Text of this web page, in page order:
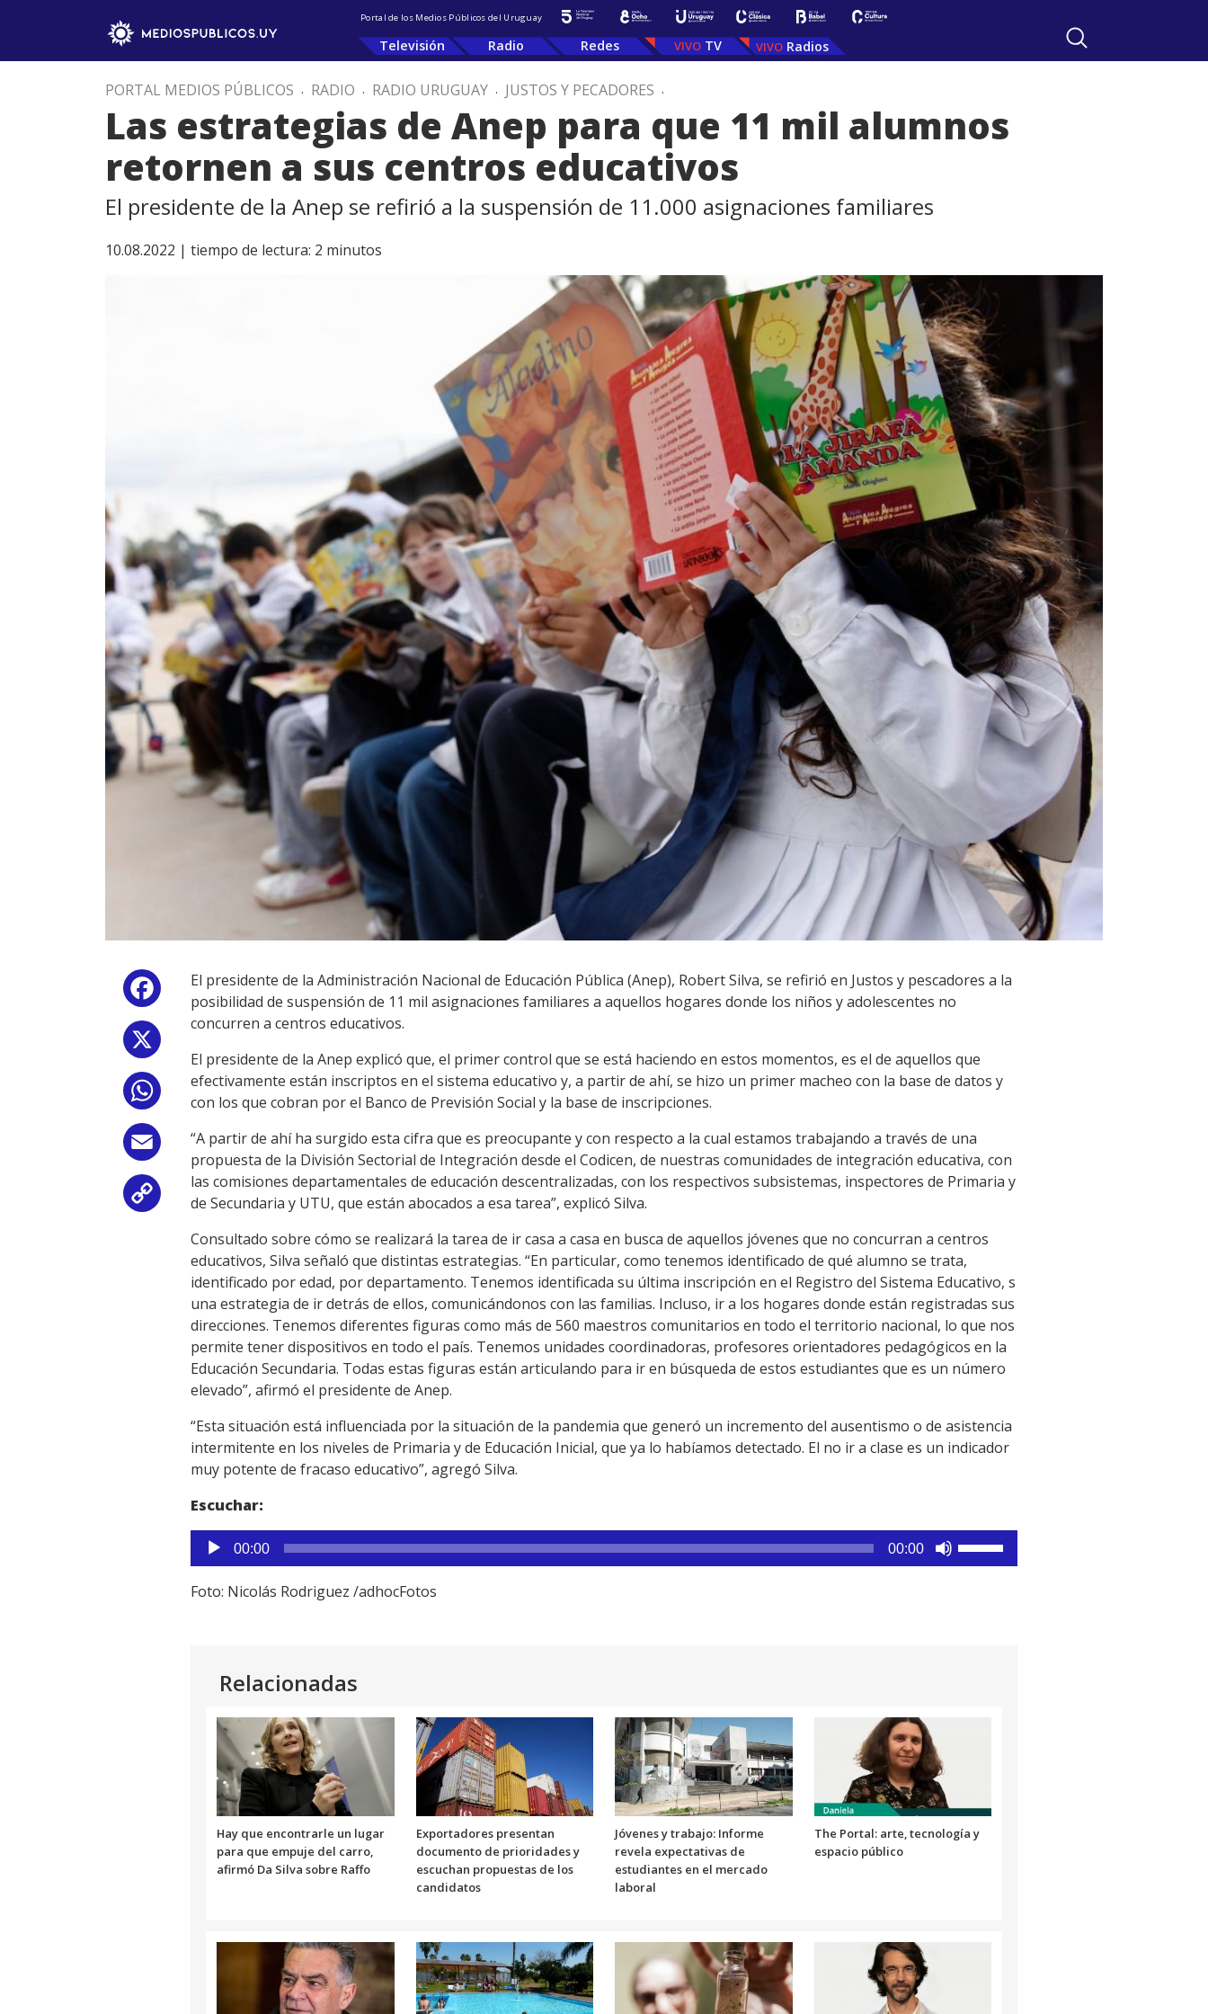
Portal de los Medios Públicos del Uruguay
Televisión Radio Redes TV Radios
PORTAL MEDIOS PÚBLICOS . RADIO . RADIO URUGUAY . JUSTOS Y PECADORES .
Las estrategias de Anep para que 11 mil alumnos
retornen a sus centros educativos
El presidente de la Anep se refirió a la suspensión de 11.000 asignaciones familiares
10.08.2022 | tiempo de lectura: 2 minutos
Facebook
WhatsApp
Email
Copy
Link
El presidente de la Administración Nacional de Educación Pública (Anep), Robert Silva, se refirió en Justos y pescadores a la
posibilidad de suspensión de 11 mil asignaciones familiares a aquellos hogares donde los niños y adolescentes no
concurren a centros educativos.
El presidente de la Anep explicó que, el primer control que se está haciendo en estos momentos, es el de aquellos que
efectivamente están inscriptos en el sistema educativo y, a partir de ahí, se hizo un primer macheo con la base de datos y
con los que cobran por el Banco de Previsión Social y la base de inscripciones.
“A partir de ahí ha surgido esta cifra que es preocupante y con respecto a la cual estamos trabajando a través de una
propuesta de la División Sectorial de Integración desde el Codicen, de nuestras comunidades de integración educativa, con
las comisiones departamentales de educación descentralizadas, con los respectivos subsistemas, inspectores de Primaria y
de Secundaria y UTU, que están abocados a esa tarea”, explicó Silva.
Consultado sobre cómo se realizará la tarea de ir casa a casa en busca de aquellos jóvenes que no concurran a centros
educativos, Silva señaló que distintas estrategias. “En particular, como tenemos identificado de qué alumno se trata,
identificado por edad, por departamento. Tenemos identificada su última inscripción en el Registro del Sistema Educativo, s
una estrategia de ir detrás de ellos, comunicándonos con las familias. Incluso, ir a los hogares donde están registradas sus
direcciones. Tenemos diferentes figuras como más de 560 maestros comunitarios en todo el territorio nacional, lo que nos
permite tener dispositivos en todo el país. Tenemos unidades coordinadoras, profesores orientadores pedagógicos en la
Educación Secundaria. Todas estas figuras están articulando para ir en búsqueda de estos estudiantes que es un número
elevado”, afirmó el presidente de Anep.
“Esta situación está influenciada por la situación de la pandemia que generó un incremento del ausentismo o de asistencia
intermitente en los niveles de Primaria y de Educación Inicial, que ya lo habíamos detectado. El no ir a clase es un indicador
muy potente de fracaso educativo”, agregó Silva.
Escuchar:
Reproductor
de
audio
00:00 00:00
Foto: Nicolás Rodriguez /adhocFotos
Relacionadas
Hay que encontrarle un lugar
para que empuje del carro,
afirmó Da Silva sobre Raffo
Exportadores presentan
documento de prioridades y
escuchan propuestas de los
candidatos
Jóvenes y trabajo: Informe
revela expectativas de
estudiantes en el mercado
laboral
The Portal: arte, tecnología y
espacio público